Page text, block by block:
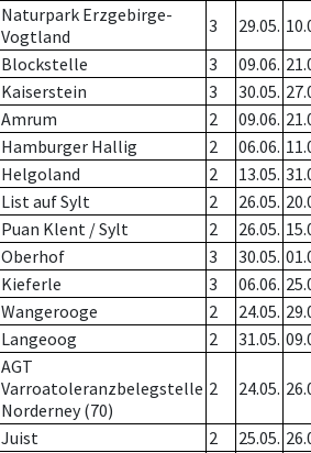
Naturpark Erzgebirge-
Vogtland
3 29.05.
Blockstelle 3 09.06.
Kaiserstein 3 30.05.
Amrum 2 09.06.
Hamburger Hallig 2 06.06.
Helgoland 2 13.05.
List auf Sylt 2 26.05.
Puan Klent / Sylt 2 26.05.
Oberhof 3 30.05.
Kieferle 3 06.06.
Wangerooge 2 24.05.
Langeoog 2 31.05.
AGT
Varroatoleranzbelegstelle
Norderney (70)
2 24.05.
Juist 2 25.05.